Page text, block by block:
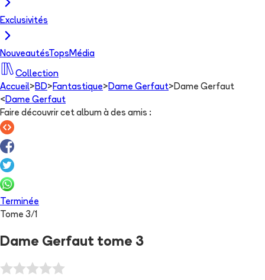
Exclusivités
NouveautésTops Média
Collection
Accueil> BD> Fantastique> Dame Gerfaut> Dame Gerfaut
< Dame Gerfaut
Faire découvrir cet album à des amis :
Terminée
Tome 3/1
Dame Gerfaut tome 3